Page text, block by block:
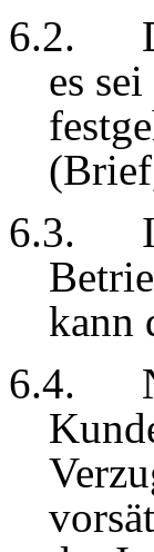
6.2.
es
6.3.
kann
6.4.